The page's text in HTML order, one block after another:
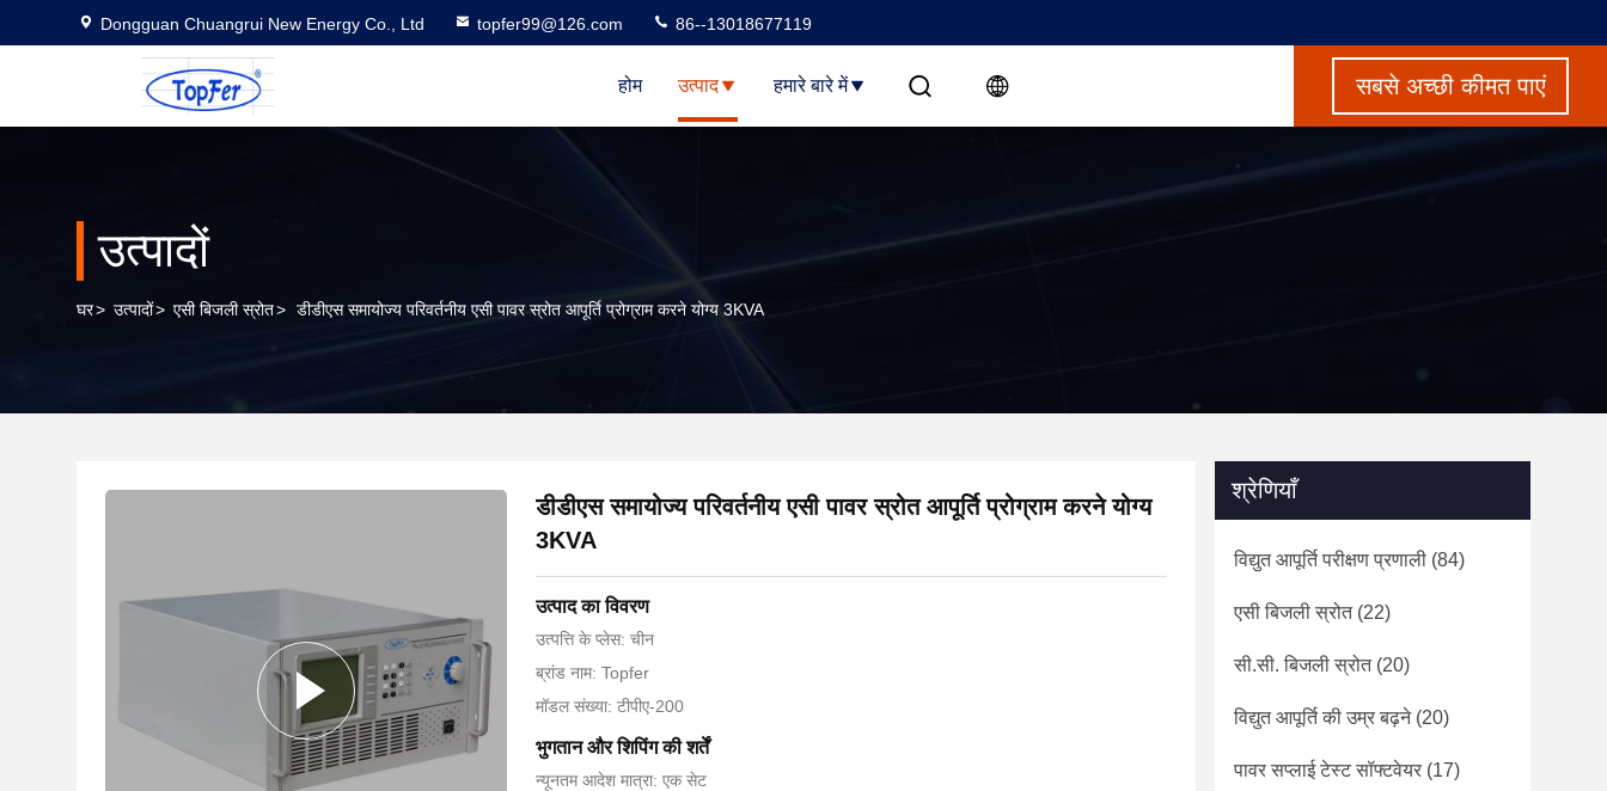
Dongguan Chuangrui New Energy Co., Ltd topfer99@126.com 86--13018677119
होम उत्पाद हमारे बारे में सबसे अच्छी कीमत पाएं
उत्पादों
घर> उत्पादों> एसी बिजली स्रोत> डीडीएस समायोज्य परिवर्तनीय एसी पावर स्रोत आपूर्ति प्रोग्राम करने योग्य 3KVA
डीडीएस समायोज्य परिवर्तनीय एसी पावर स्रोत आपूर्ति प्रोग्राम करने योग्य
3KVA
उत्पाद का विवरण
उत्पत्ति के प्लेस: चीन
ब्रांड नाम: Topfer
मॉडल संख्या: टीपीए-200
भुगतान और शिपिंग की शर्तें
न्यूनतम आदेश मात्रा: एक सेट
श्रेणियाँ
विद्युत आपूर्ति परीक्षण प्रणाली (84)
एसी बिजली स्रोत(22)
सी.सी. बिजली स्रोत(20)
विद्युत आपूर्ति की उम्र बढ़ने(20)
पावर सप्लाई टेस्ट सॉफ्टवेयर (17)